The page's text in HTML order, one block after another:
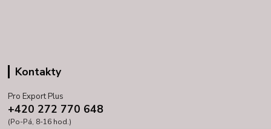
Kontakty
Pro Export Plus
+420 272 770 648
(Po-Pá, 8-16 hod.)